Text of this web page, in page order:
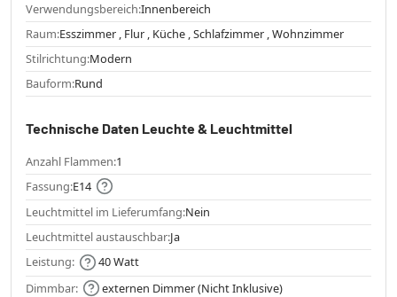
Verwendungsbereich:Innenbereich
Raum:Esszimmer , Flur , Küche , Schlafzimmer , Wohnzimmer
Stilrichtung:Modern
Bauform:Rund
Technische Daten Leuchte & Leuchtmittel
Anzahl Flammen:1
Fassung:E14
Leuchtmittel im Lieferumfang:Nein
Leuchtmittel austauschbar:Ja
Leistung:
40 Watt
Dimmbar:
externen Dimmer (Nicht Inklusive)